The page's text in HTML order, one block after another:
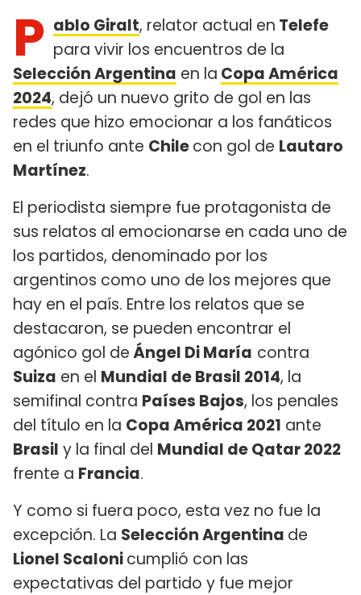
P ablo Giralt, relator actual en Telefe
para vivir los encuentros de la
Selección Argentina en la Copa América
2024, dejó un nuevo grito de gol en las
redes que hizo emocionar a los fanáticos
en el triunfo ante Chilecon gol de Lautaro
Martínez.
El periodista siempre fue protagonista de
sus relatos al emocionarse en cada uno de
los partidos, denominado por los
argentinos como uno de los mejores que
hay en el país. Entre los relatos que se
destacaron, se pueden encontrar el
agónico gol deÁngel Di María contra
Suiza en el Mundial de Brasil 2014, la
semifinal contra Países Bajos, los penales
del título en la Copa América 2021 ante
Brasil y la final del Mundial de Qatar 2022
frente a Francia.
Y como si fuera poco, esta vez no fue la
excepción. La Selección Argentina de
Lionel Scalonicumplió con las
expectativas del partido y fue mejor